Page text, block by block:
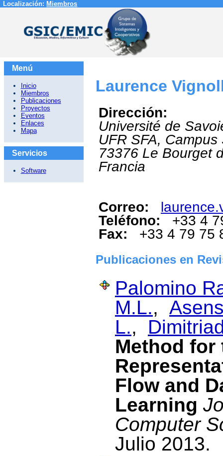
Localización: Miembros
Menú
Inicio
Miembros
Publicaciones
Proyectos
Eventos
Enlaces
Mapa
Servicios
Software
Laurence
Dirección:
Université de
UFR SFA,
73376 Le Bourget
Francia
Correo:
Teléfono:
+33 4
Fax:
+33 4 79 75
Publicaciones en
Palomino
M.L.,
L.,
Method for
Flow and
Learning
Computer
Julio 2013.